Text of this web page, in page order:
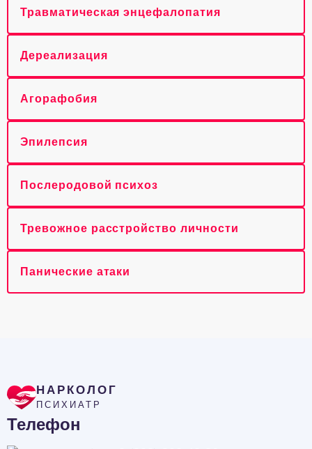
Травматическая энцефалопатия
Дереализация
Агорафобия
Эпилепсия
Послеродовой психоз
Тревожное расстройство личности
Панические атаки
НАРКОЛОГ
ПСИХИАТР
Телефон